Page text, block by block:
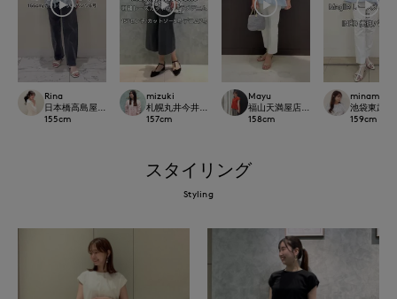
Rina
日本橋高島屋M Maglie le cassetto
155cm
mizuki
札幌丸井今井SUPERIOR CLOSET
157cm
Mayu
福山天満屋店INED/7-IDconcept./
158cm
minami
池袋東武
159cm
スタイリング
Styling